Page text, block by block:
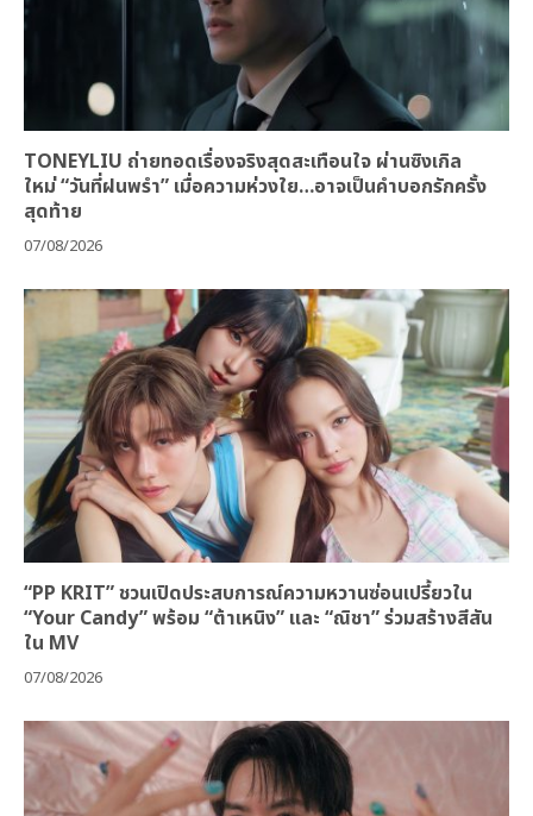
TONEYLIU ถ่ายทอดเรื่องจริงสุดสะเทือนใจ ผ่านซิงเกิล
ใหม่ “วันที่ฝนพรำ” เมื่อความห่วงใย…อาจเป็นคำบอกรักครั้ง
สุดท้าย
07/08/2026
“PP KRIT” ชวนเปิดประสบการณ์ความหวานซ่อนเปรี้ยวใน
“Your Candy” พร้อม “ต้าเหนิง” และ “ณิชา” ร่วมสร้างสีสัน
ใน MV
07/08/2026